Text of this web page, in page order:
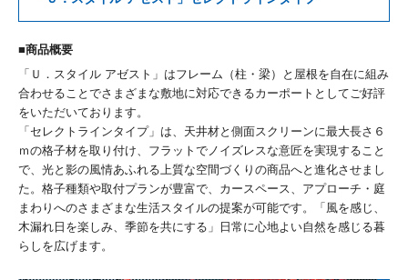
商品概要
「Ｕ．スタイル アゼスト」はフレーム（柱・梁）と屋根を自在に組み
合わせることでさまざまな敷地に対応できるカーポートとしてご好評
をいただいております。
「セレクトラインタイプ」は、天井材と側面スクリーンに最大長さ６
ｍの格子材を取り付け、フラットでノイズレスな意匠を実現すること
で、光と影の風情あふれる上質な空間づくりの商品へと進化させまし
た。格子種類や取付プランが豊富で、カースペース、アプローチ・庭
まわりへのさまざまな生活スタイルの提案が可能です。「風を感じ、
木漏れ日を楽しみ、季節を共にする」日常に心地よい自然を感じる暮
らしを広げます。